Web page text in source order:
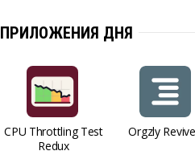
ПРИЛОЖЕНИЯ ДНЯ
CPU Throttling Test
Redux
Orgzly